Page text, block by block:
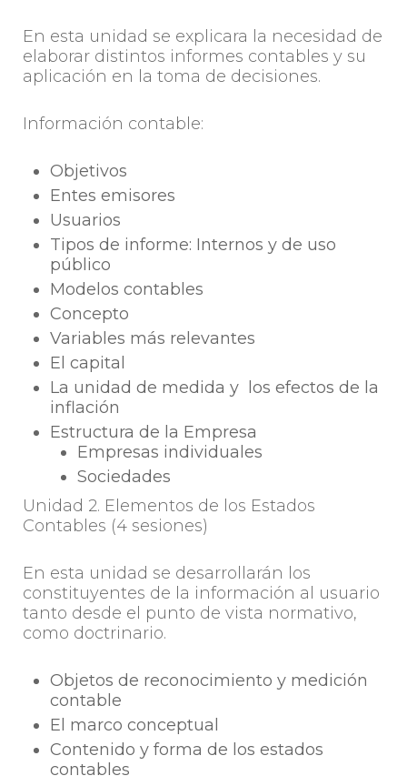
En esta unidad se explicara la necesidad de
elaborar distintos informes contables y su
aplicación en la toma de decisiones.
Información contable:
Objetivos
Entes emisores
Usuarios
Tipos de informe: Internos y de uso
público
Modelos contables
Concepto
Variables más relevantes
El capital
La unidad de medida y los efectos de la
inflación
Estructura de la Empresa
Empresas individuales
Sociedades
Unidad 2. Elementos de los Estados
Contables (4 sesiones)
En esta unidad se desarrollarán los
constituyentes de la información al usuario
tanto desde el punto de vista normativo,
como doctrinario.
Objetos de reconocimiento y medición
contable
El marco conceptual
Contenido y forma de los estados
contables